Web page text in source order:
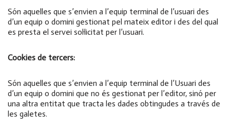
Són aquelles que s’envien a l’equip terminal de l’usuari des
d’un equip o domini gestionat pel mateix editor i des del qual
es presta el servei sol·licitat per l’usuari.
Cookies de tercers:
Són aquelles que s’envien a l’equip terminal de l’Usuari des
d’un equip o domini que no és gestionat per l’editor, sinó per
una altra entitat que tracta les dades obtingudes a través de
les galetes.